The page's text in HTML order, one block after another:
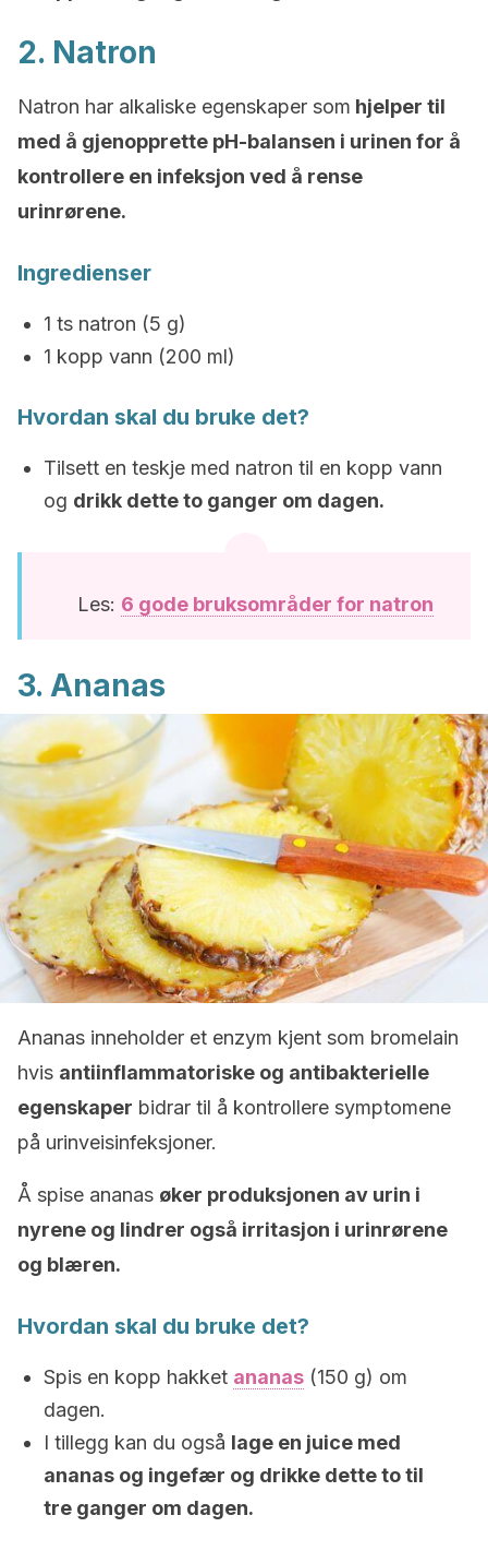
2. Natron
Natron har alkaliske egenskaper som hjelper til
med å gjenopprette pH-balansen i urinen for å
kontrollere en infeksjon ved å rense
urinrørene.
Ingredienser
1 ts natron (5 g)
1 kopp vann (200 ml)
Hvordan skal du bruke det?
Tilsett en teskje med natron til en kopp vann
og drikk dette to ganger om dagen.
Les: 6 gode bruksområder for natron
3. Ananas
Ananas inneholder et enzym kjent som bromelain
hvis antiinflammatoriske og antibakterielle
egenskaper bidrar til å kontrollere symptomene
på urinveisinfeksjoner.
Å spise ananas øker produksjonen av urin i
nyrene og lindrer også irritasjon i urinrørene
og blæren.
Hvordan skal du bruke det?
Spis en kopp hakket ananas (150 g) om
dagen.
I tillegg kan du også lage en juice med
ananas og ingefær og drikke dette to til
tre ganger om dagen.